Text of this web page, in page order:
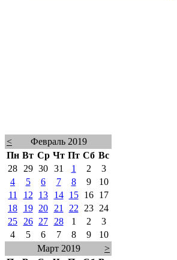
<
Февраль 2019
Пн Вт Ср Чт Пт Сб Вс
28
29 30 31 1 2
3
4
5 6 7 8 9
10
11
12 13 14 15 16
17
18
19 20 21 22 23
24
25
26 27 28 1 2
3
4
5 6 7 8 9
10
Март 2019
>